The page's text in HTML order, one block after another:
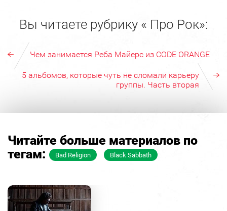
Вы читаете рубрику « Про Рок»:
Чем занимается Реба Майерс из CODE ORANGE
5 альбомов, которые чуть не сломали карьеру
группы. Часть вторая
Читайте больше материалов по
тегам:
Bad Religion Black Sabbath